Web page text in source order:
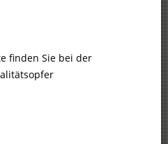
finden Sie bei der